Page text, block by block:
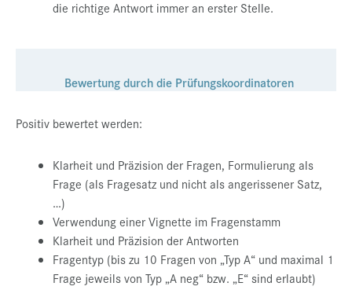
die richtige Antwort immer an erster Stelle.
Bewertung durch die Prüfungskoordinatoren
Positiv bewertet werden:
Klarheit und Präzision der Fragen, Formulierung als
Frage (als Fragesatz und nicht als angerissener Satz,
…)
Verwendung einer Vignette im Fragenstamm
Klarheit und Präzision der Antworten
Fragentyp (bis zu 10 Fragen von „Typ A“ und maximal 1
Frage jeweils von Typ „A neg“ bzw. „E“ sind erlaubt)